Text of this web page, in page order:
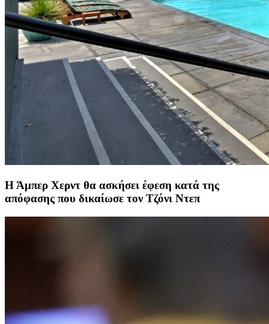
Η Άμπερ Χερντ θα ασκήσει έφεση κατά της
απόφασης που δικαίωσε τον Τζόνι Ντεπ